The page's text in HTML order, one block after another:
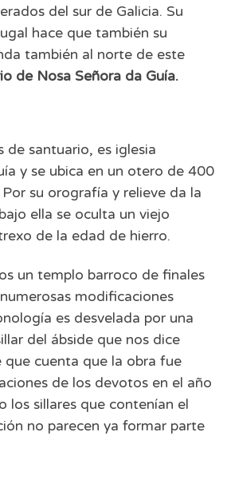
del sur de Galicia. Su
hace que también su
también al norte de este
de Nosa Señora da Guía.
de santuario, es iglesia
y se ubica en un otero de 400
su orografía y relieve da la
ella se oculta un viejo
de la edad de hierro.
un templo barroco de finales
modificaciones
es desvelada por una
del ábside que nos dice
que cuenta que la obra fue
de los devotos en el año
los sillares que contenían el
no parecen ya formar parte